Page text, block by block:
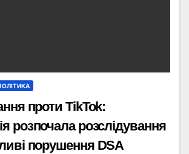
проти TikTok:
розпочала розслідування
порушення DSA